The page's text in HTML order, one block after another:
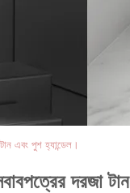
এবং পুশ হ্যান্ডেল।
দরজা টান